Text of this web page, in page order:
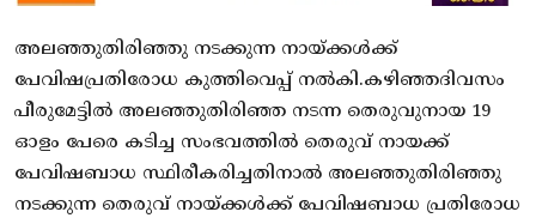
അലഞ്ഞുതിരിഞ്ഞു നടക്കുന്ന നായ്ക്കൾക്ക്
പേവിഷപ്രതിരോധ കുത്തിവെപ്പ് നൽകി.കഴിഞ്ഞദിവസം
പീരുമേട്ടിൽ അലഞ്ഞുതിരിഞ്ഞ നടന്ന തെരുവുനായ 19
ഓളം പേരെ കടിച്ച സംഭവത്തിൽ തെരുവ് നായക്ക്
പേവിഷബാധ സ്ഥിരീകരിച്ചതിനാൽ അലഞ്ഞുതിരിഞ്ഞു
നടക്കുന്ന തെരുവ് നായ്ക്കൾക്ക് പേവിഷബാധ പ്രതിരോധ